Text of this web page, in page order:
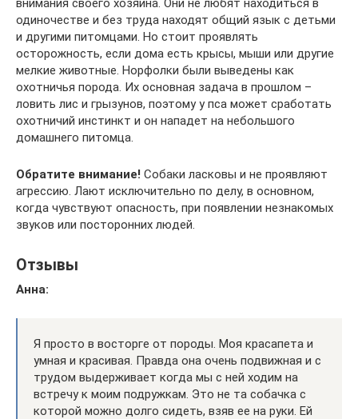
одиночестве и без труда находят общий язык с детьми
и другими питомцами. Но стоит проявлять
осторожность, если дома есть крысы, мыши или другие
мелкие животные. Норфолки были выведены как
охотничья порода. Их основная задача в прошлом –
ловить лис и грызунов, поэтому у пса может сработать
охотничий инстинкт и он нападет на небольшого
домашнего питомца.
Обратите внимание! Собаки ласковы и не проявляют
агрессию. Лают исключительно по делу, в основном,
когда чувствуют опасность, при появлении незнакомых
звуков или посторонних людей.
Отзывы
Анна:
Я просто в восторге от породы. Моя красапета и
умная и красивая. Правда она очень подвижная и с
трудом выдерживает когда мы с ней ходим на
встречу к моим подружкам. Это не та собачка с
которой можно долго сидеть, взяв ее на руки. Ей